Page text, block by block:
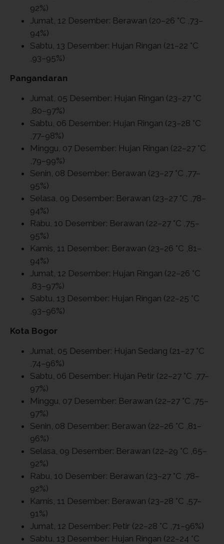
92%)
Jumat, 12 Desember: Berawan (20–26 °C ,73–
94%)
Sabtu, 13 Desember: Hujan Ringan (21–22 °C
,93–95%)
Pangandaran
Jumat, 05 Desember: Hujan Ringan (23–27 °C
,80–97%)
Sabtu, 06 Desember: Hujan Ringan (23–28 °C
,77–98%)
Minggu, 07 Desember: Hujan Ringan (22–27 °C
,79–99%)
Senin, 08 Desember: Berawan (23–27 °C ,77–
95%)
Selasa, 09 Desember: Berawan (23–27 °C ,78–
94%)
Rabu, 10 Desember: Berawan (22–27 °C ,75–
95%)
Kamis, 11 Desember: Berawan (23–26 °C ,81–
94%)
Jumat, 12 Desember: Hujan Ringan (22–26 °C
,83–97%)
Sabtu, 13 Desember: Hujan Ringan (22–25 °C
,93–96%)
Kota Bogor
Jumat, 05 Desember: Hujan Sedang (21–27 °C
,74–96%)
Sabtu, 06 Desember: Hujan Petir (22–27 °C ,77–
97%)
Minggu, 07 Desember: Berawan (22–27 °C ,75–
97%)
Senin, 08 Desember: Berawan (22–26 °C ,81–
96%)
Selasa, 09 Desember: Berawan (22–29 °C ,65–
92%)
Rabu, 10 Desember: Berawan (23–27 °C ,78–
92%)
Kamis, 11 Desember: Berawan (23–28 °C ,57–
91%)
Jumat, 12 Desember: Petir (22–28 °C ,71–96%)
Sabtu, 13 Desember: Hujan Ringan (22–24 °C